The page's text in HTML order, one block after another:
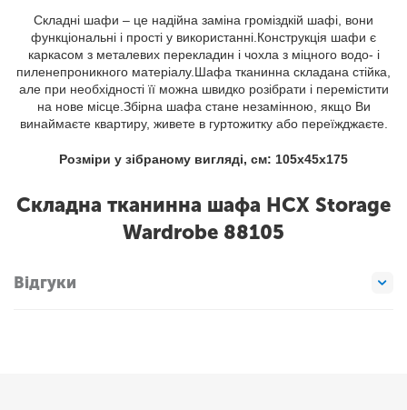
Складні шафи – це надійна заміна громіздкій шафі, вони
функціональні і прості у використанні.Конструкція шафи є
каркасом з металевих перекладин і чохла з міцного водо- і
пиленепроникного матеріалу.Шафа тканинна складана стійка,
але при необхідності її можна швидко розібрати і перемістити
на нове місце.Збірна шафа стане незамінною, якщо Ви
винаймаєте квартиру, живете в гуртожитку або переїжджаєте.
Розміри у зібраному вигляді, см: 105х45х175
Складна тканинна шафа HCX Storage
Wardrobe 88105
Відгуки